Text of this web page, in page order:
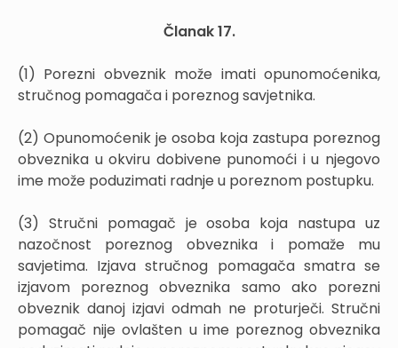
Članak 17.
(1) Porezni obveznik može imati opunomoćenika,
stručnog pomagača i poreznog savjetnika.
(2) Opunomoćenik je osoba koja zastupa poreznog
obveznika u okviru dobivene punomoći i u njegovo
ime može poduzimati radnje u poreznom postupku.
(3) Stručni pomagač je osoba koja nastupa uz
nazočnost poreznog obveznika i pomaže mu
savjetima. Izjava stručnog pomagača smatra se
izjavom poreznog obveznika samo ako porezni
obveznik danoj izjavi odmah ne proturječi. Stručni
pomagač nije ovlašten u ime poreznog obveznika